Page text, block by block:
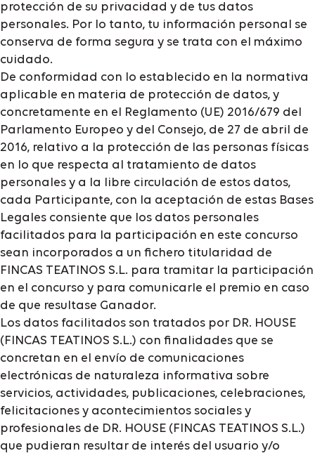
protección de su privacidad y de tus datos
personales. Por lo tanto, tu información personal se
conserva de forma segura y se trata con el máximo
cuidado.
De conformidad con lo establecido en la normativa
aplicable en materia de protección de datos, y
concretamente en el Reglamento (UE) 2016/679 del
Parlamento Europeo y del Consejo, de 27 de abril de
2016, relativo a la protección de las personas físicas
en lo que respecta al tratamiento de datos
personales y a la libre circulación de estos datos,
cada Participante, con la aceptación de estas Bases
Legales consiente que los datos personales
facilitados para la participación en este concurso
sean incorporados a un fichero titularidad de
FINCAS TEATINOS S.L. para tramitar la participación
en el concurso y para comunicarle el premio en caso
de que resultase Ganador.
Los datos facilitados son tratados por DR. HOUSE
(FINCAS TEATINOS S.L.) con finalidades que se
concretan en el envío de comunicaciones
electrónicas de naturaleza informativa sobre
servicios, actividades, publicaciones, celebraciones,
felicitaciones y acontecimientos sociales y
profesionales de DR. HOUSE (FINCAS TEATINOS S.L.)
que pudieran resultar de interés del usuario y/o